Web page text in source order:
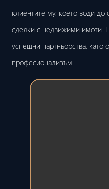
клиентите му, което води
сделки с недвижими имоти.
успешни партньорства, като
професионализъм.